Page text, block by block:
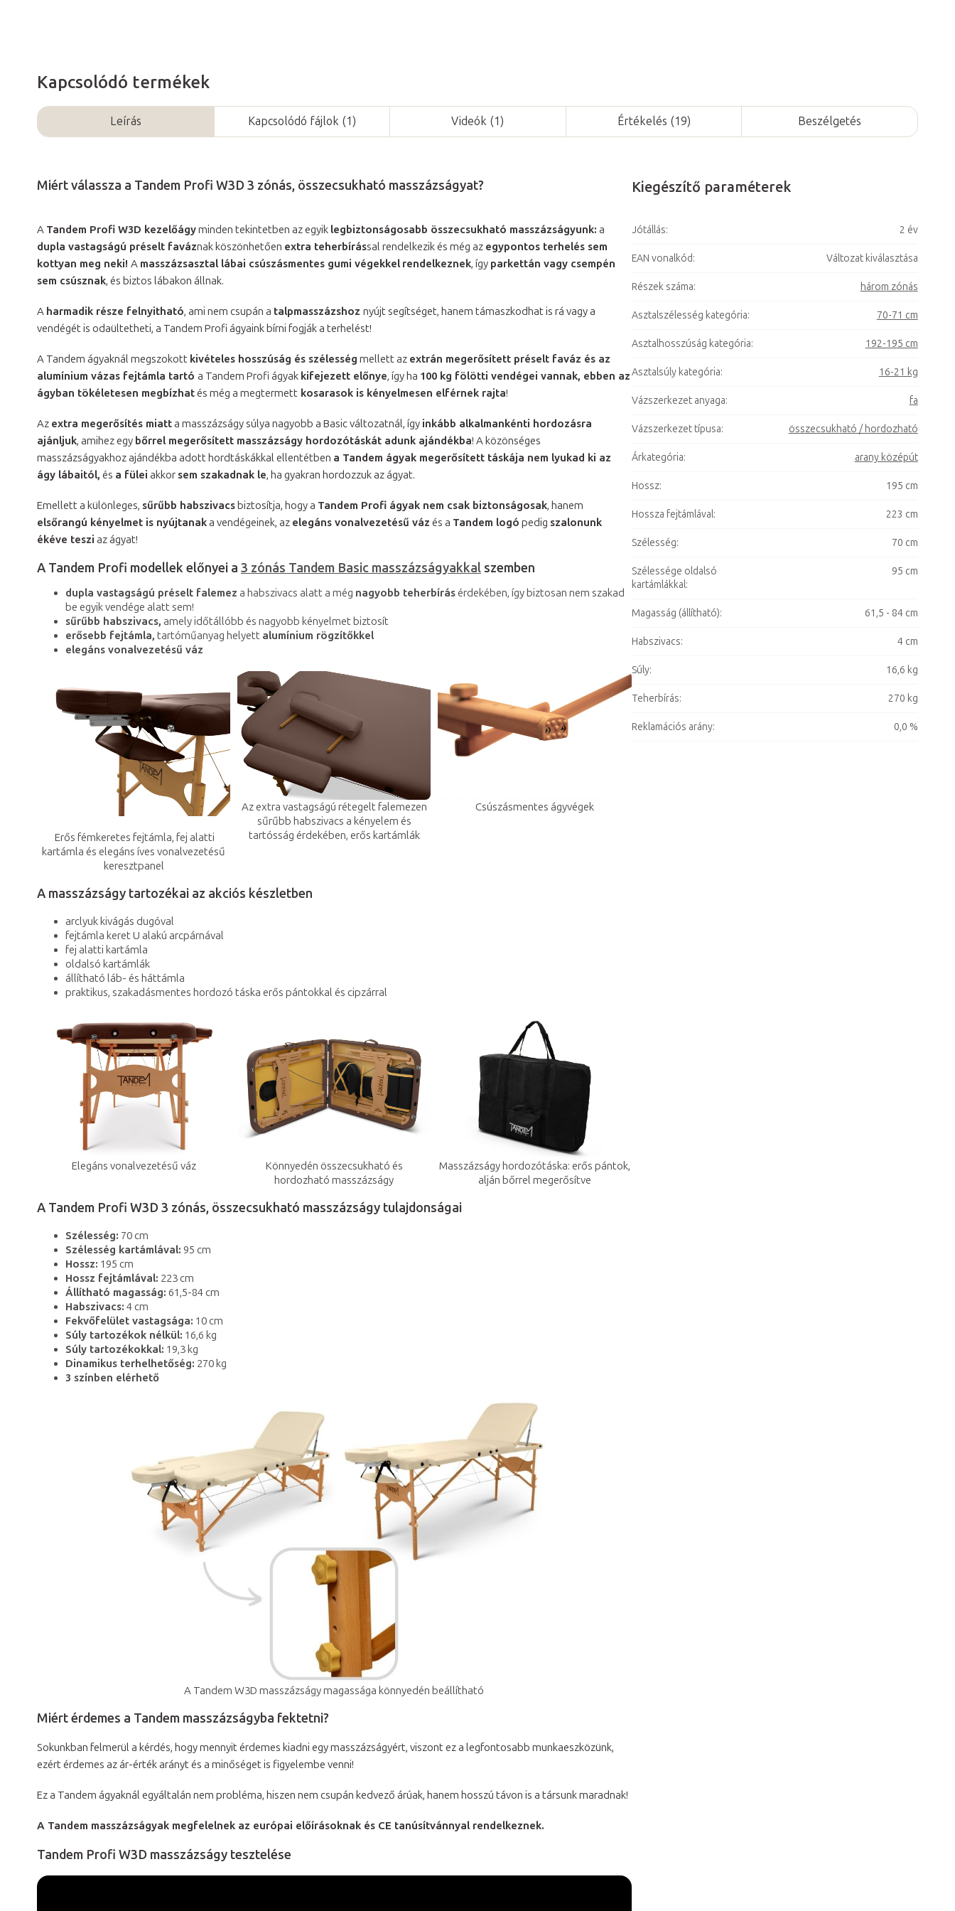
Kapcsolódó termékek
Leírás Kapcsolódó fájlok (1) Videók (1) Értékelés (19) Beszélgetés
Miért válassza a Tandem Profi W3D 3 zónás, összecsukható masszázságyat?
A Tandem Profi W3D kezelőágyminden tekintetben az egyik legbiztonságosabb összecsukható masszázságyunk: a
dupla vastagságú préselt faváznak köszönhetően extra teherbírással rendelkezik és még az egypontos terhelés sem
kottyan meg neki! A masszázsasztal lábai csúszásmentes gumi végekkel rendelkeznek, így parkettán vagy csempén
sem csúsznak, és biztos lábakon állnak.
A harmadik része felnyitható, ami nem csupán a talpmasszázshoz nyújt segítséget, hanem támaszkodhat is rá vagy a
vendégét is odaültetheti, a Tandem Profi ágyaink bírni fogják a terhelést!
A Tandem ágyaknál megszokott kivételes hosszúság és szélesség mellett az extrán megerősített préselt faváz és az
alumínium vázas fejtámla tartó a Tandem Profi ágyak kifejezett előnye, így ha 100 kg fölötti vendégei vannak, ebben az
ágyban tökéletesen megbízhatés még a megtermett kosarasok is kényelmesen elférnek rajta!
Az extra megerősítés miatta masszázságy súlya nagyobb a Basic változatnál, így inkább alkalmankénti hordozásra
ajánljuk, amihez egy bőrrel megerősített masszázságy hordozótáskát adunk ajándékba! A közönséges
masszázságyakhoz ajándékba adott hordtáskákkal ellentétben a Tandem ágyak megerősített táskája nem lyukad ki az
ágy lábaitól, és a fülei akkor sem szakadnak le, ha gyakran hordozzuk az ágyat.
Emellett a különleges, sűrűbb habszivacs biztosítja, hogy a Tandem Profi ágyak nem csak biztonságosak, hanem
elsőrangú kényelmet is nyújtanaka vendégeinek, az elegáns vonalvezetésű váz és a Tandem logó pedig szalonunk
ékéve teszi az ágyat!
A Tandem Profi modellek előnyei a 3 zónás Tandem Basic masszázságyakkal szemben
dupla vastagságú préselt falemez a habszivacs alatt a még nagyobb teherbírásérdekében, így biztosan nem szakad
be egyik vendége alatt sem!
sűrűbb habszivacs, amely időtállóbb és nagyobb kényelmet biztosít
erősebb fejtámla, tartóműanyag helyett alumínium rögzítőkkel
elegáns vonalvezetésű váz
Erős fémkeretes fejtámla, fej alatti
kartámla és elegáns íves vonalvezetésű
keresztpanel
Az extra vastagságú rétegelt falemezen
sűrűbb habszivacs a kényelem és
tartósság érdekében, erős kartámlák
Csúszásmentes ágyvégek
A masszázságy tartozékai az akciós készletben
arclyuk kivágás dugóval
fejtámla keret U alakú arcpárnával
fej alatti kartámla
oldalsó kartámlák
állítható láb- és háttámla
praktikus, szakadásmentes hordozó táska erős pántokkal és cipzárral
Elegáns vonalvezetésű váz
Könnyedén összecsukható és
hordozható masszázságy
Masszázságy hordozótáska: erős pántok,
alján bőrrel megerősítve
A Tandem Profi W3D 3 zónás, összecsukható masszázságy tulajdonságai
Szélesség: 70 cm
Szélesség kartámlával: 95 cm
Hossz: 195 cm
Hossz fejtámlával: 223 cm
Állítható magasság: 61,5-84 cm
Habszivacs: 4 cm
Fekvőfelület vastagsága: 10 cm
Súly tartozékok nélkül: 16,6 kg
Súly tartozékokkal: 19,3 kg
Dinamikus terhelhetőség: 270 kg
3 színben elérhető
A Tandem W3D masszázságy magassága könnyedén beállítható
Miért érdemes a Tandem masszázságyba fektetni?
Sokunkban felmerül a kérdés, hogy mennyit érdemes kiadni egy masszázságyért, viszont ez a legfontosabb munkaeszközünk,
ezért érdemes az ár-érték arányt és a minőséget is figyelembe venni!
Ez a Tandem ágyaknál egyáltalán nem probléma, hiszen nem csupán kedvező árúak, hanem hosszú távon is a társunk maradnak!
A Tandem masszázságyak megfelelnek az európai előírásoknak és CE tanúsítvánnyal rendelkeznek.
Tandem Profi W3D masszázságy tesztelése
Kiegészítő paraméterek
Jótállás: 2 év
EAN vonalkód: Változat kiválasztása
Részek száma: három zónás
Asztalszélesség kategória: 70-71 cm
Asztalhosszúság kategória: 192-195 cm
Asztalsúly kategória: 16-21 kg
Vázszerkezet anyaga: fa
Vázszerkezet típusa: összecsukható / hordozható
Árkategória: arany középút
Hossz: 195 cm
Hossza fejtámlával: 223 cm
Szélesség: 70 cm
Szélessége oldalsó
kartámlákkal:
95 cm
Magasság (állítható): 61,5 - 84 cm
Habszivacs: 4 cm
Súly: 16,6 kg
Teherbírás: 270 kg
Reklamációs arány: 0,0 %